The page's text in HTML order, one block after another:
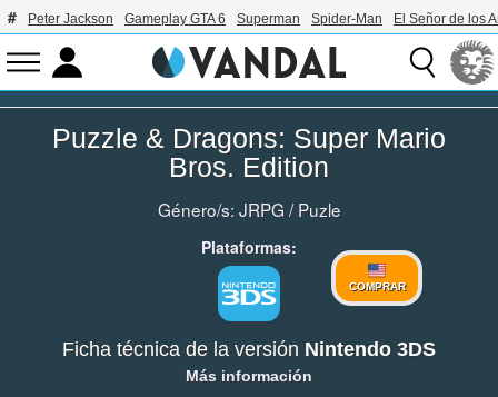
Peter Jackson Gameplay GTA 6 Superman Spider-Man El Señor de los
Puzzle & Dragons: Super Mario
Bros. Edition
Género/s: JRPG /Puzle
Plataformas:
COMPRAR
Ficha técnica de la versión Nintendo 3DS
Más información